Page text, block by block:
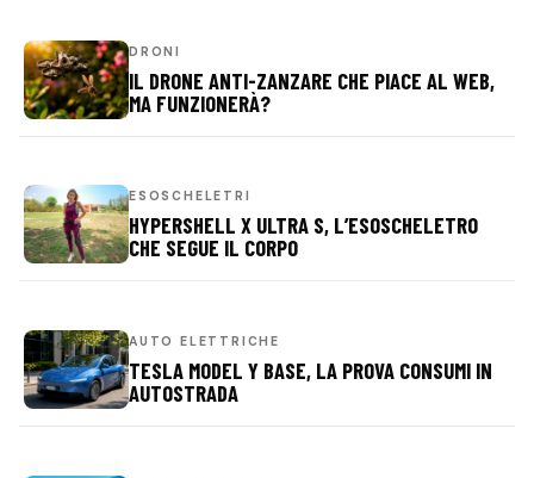
DRONI
IL DRONE ANTI-ZANZARE CHE PIACE AL WEB,
MA FUNZIONERÀ?
ESOSCHELETRI
HYPERSHELL X ULTRA S, L’ESOSCHELETRO
CHE SEGUE IL CORPO
AUTO ELETTRICHE
TESLA MODEL Y BASE, LA PROVA CONSUMI IN
AUTOSTRADA